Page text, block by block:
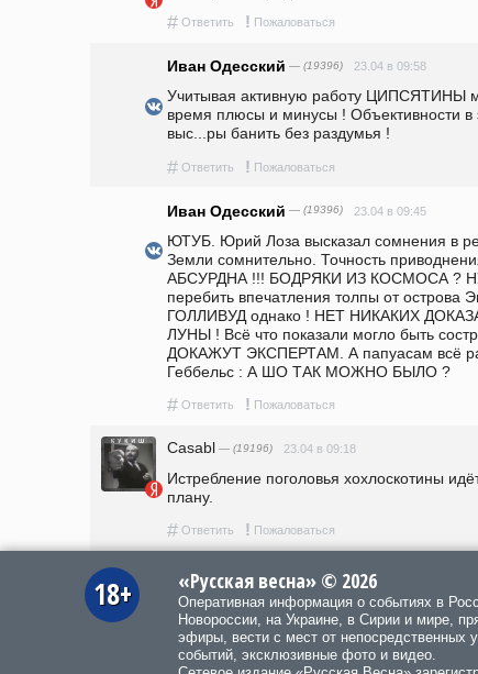
# Ответить ! Пожаловаться
Иван Одесский — (19396) 23.04 в 09:58
Учитывая активную работу ЦИПСЯТИНЫ
время плюсы и минусы ! Объективности
выс...ры банить без раздумья !
# Ответить ! Пожаловаться
Иван Одесский — (19396) 23.04 в 09:45
ЮТУБ. Юрий Лоза высказал сомнения в
Земли сомнительно. Точность
АБСУРДНА !!! БОДРЯКИ ИЗ КОСМОСА ?
перебить впечатления толпы от острова
ГОЛЛИВУД однако ! НЕТ НИКАКИХ
ЛУНЫ ! Всё что показали могло быть
ДОКАЖУТ ЭКСПЕРТАМ. А папуасам всё
Геббельс : А ШО ТАК МОЖНО БЫЛО ?
# Ответить ! Пожаловаться
Casabl — (19196) 23.04 в 09:18
Истребление поголовья хохлоскотины
плану.
# Ответить ! Пожаловаться
18+ «Русская весна» © 2026
Оперативная информация о событиях в
Новороссии, на Украине, в Сирии и мире,
эфиры, вести с мест от непосредственных
событий, эксклюзивные фото и видео.